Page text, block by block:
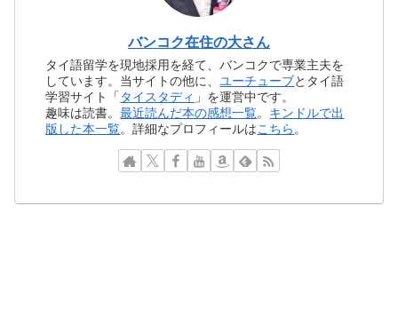
バンコク在住の大さん
タイ語留学を現地採用を経て、バンコクで専業主夫を
しています。当サイトの他に、 ユーチューブとタイ語
学習サイト「 タイスタディ 」を運営中です。
趣味は読書。最近読んだ本の感想一覧。 キンドルで出
版した本一覧。詳細なプロフィールはこちら 。